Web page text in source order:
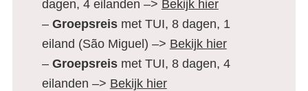
dagen, 4 eilanden –> Bekijk hier
– Groepsreismet TUI, 8 dagen, 1
eiland (São Miguel) –> Bekijk hier
– Groepsreismet TUI, 8 dagen, 4
eilanden –> Bekijk hier